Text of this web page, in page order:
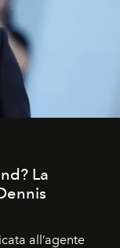
La
all’agente